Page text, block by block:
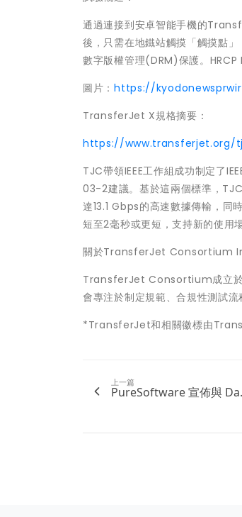
通過連接到安卓智能手機的
後，只需在地鐵站觸摸 「觸摸點 」
數字版權管理(DRM)保護。
圖片：https://
TransferJet X規格摘要：
https://www.transferjet.org/
TJC帶領IEEE工作組成功制定了
03-2建議。基於這兩個標準，
達13.1 Gbps的高速數據傳輸，同
短至2毫秒或更短，支持新的使用
關於TransferJet Consortium
TransferJet Consortium成立於
會專注於制定規範、合規性測試流
*TransferJet和相關徽標由
上一篇
PureSoftware 宣佈與